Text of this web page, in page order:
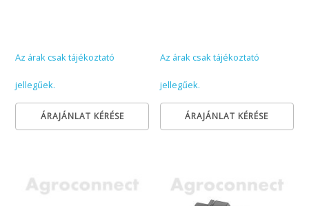
Az árak csak tájékoztató
jellegűek.
ÁRAJÁNLAT KÉRÉSE
Az árak csak tájékoztató
jellegűek.
ÁRAJÁNLAT KÉRÉSE